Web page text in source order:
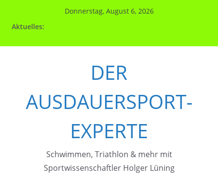
Donnerstag, August 6, 2026
Aktuelles:
DER
AUSDAUERSPORT-
EXPERTE
Schwimmen, Triathlon & mehr mit
Sportwissenschaftler Holger Lüning